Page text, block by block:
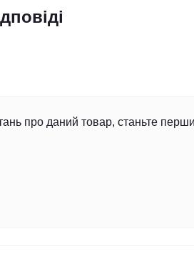
про даний товар, станьте